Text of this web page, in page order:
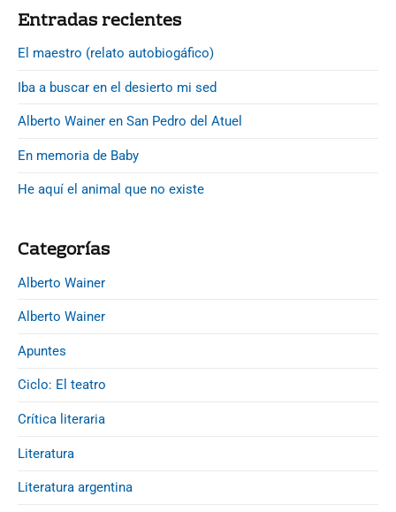
i
ó
d
e
e
t
a
d
a
s
i
u
s
o
s
P
r
i
m
a
r
S
i
d
b
a
r
Entradas recientes
El maestro (relato autobiogáfico)
Iba a buscar en el desierto mi sed
Alberto Wainer en San Pedro del Atuel
En memoria de Baby
He aquí el animal que no existe
Categorías
Alberto Wainer
Alberto Wainer
Apuntes
Ciclo: El teatro
Crítica literaria
Literatura
Literatura argentina